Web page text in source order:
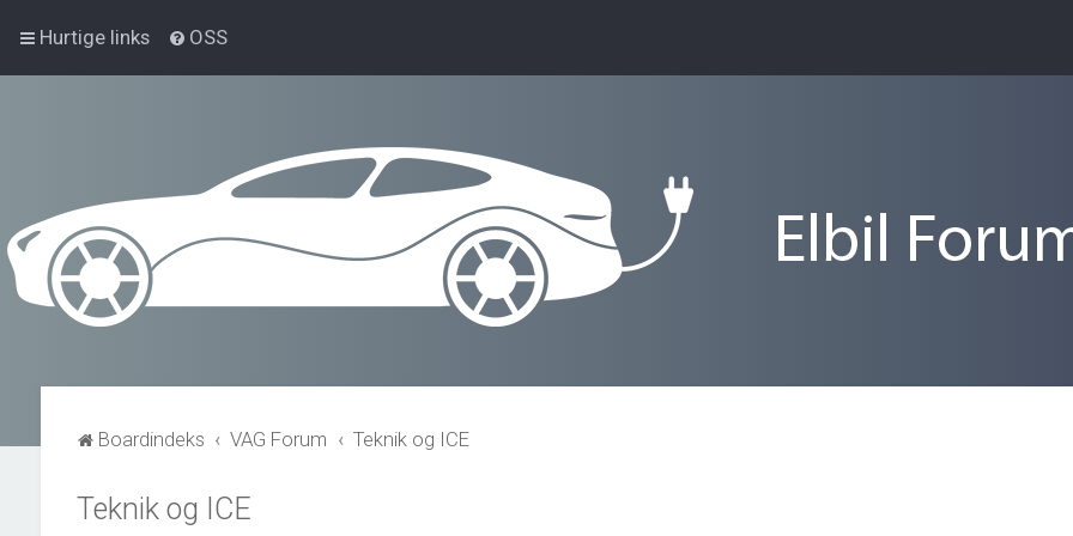
Hurtige links OSS
Boardindeks VAG Forum Teknik og ICE
Teknik og ICE